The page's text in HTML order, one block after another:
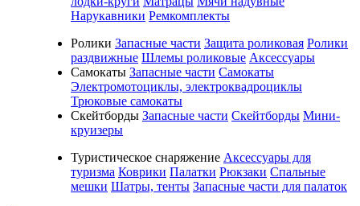
Нарукавники Ремкомплекты
Ролики Запасные части Защита роликовая Ролики
раздвижные Шлемы роликовые Аксессуары
Самокаты Запасные части Самокаты
Электромотоциклы, электроквадроциклы
Трюковые самокаты
Скейтборды Запасные части Скейтборды Мини-
круизеры
Туристическое снаряжение Аксессуары для
туризма Коврики Палатки Рюкзаки Спальные
мешки Шатры, тенты Запасные части для палаток